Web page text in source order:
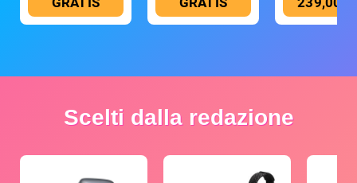
Scelti dalla redazione